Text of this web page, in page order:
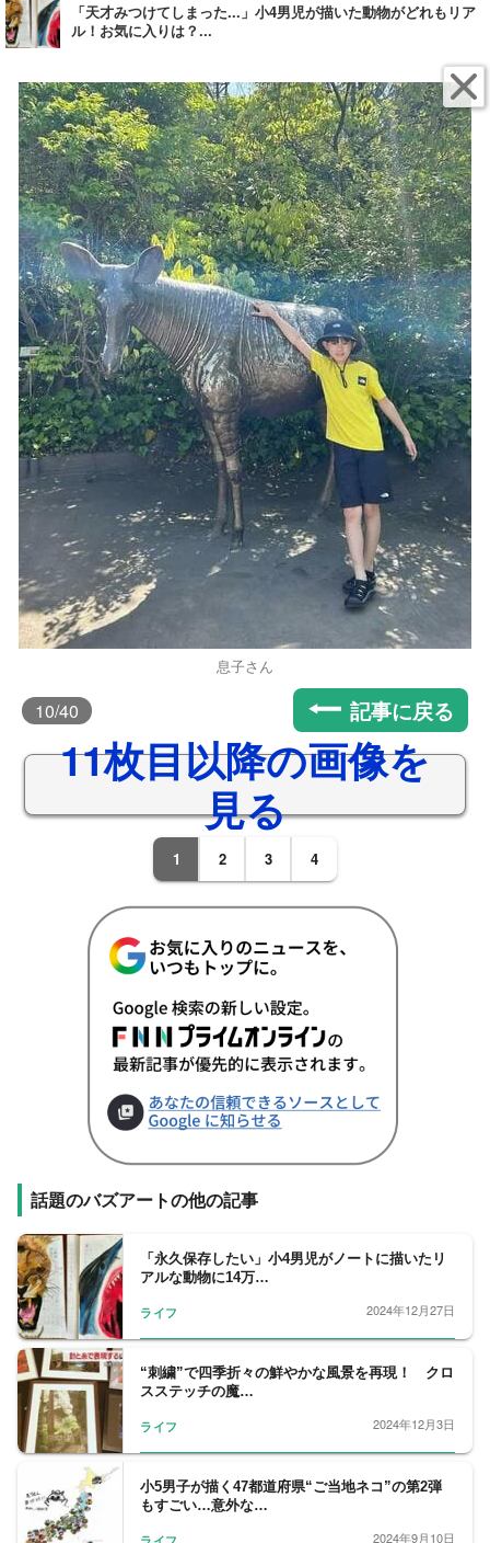
「天才みつけてしまった...」小4男児が描いた動物がどれもリア
ル！お気に入りは？...
息子さん
10/40 記事に戻る
11枚目以降の画像を
見る
1 2 3 4
話題のバズアートの他の記事
「永久保存したい」小4男児がノートに描いたリ
アルな動物に14万…
ライフ 2024年12月27日
“刺繍”で四季折々の鮮やかな風景を再現！ クロ
スステッチの魔…
ライフ 2024年12月3日
小5男子が描く47都道府県“ご当地ネコ”の第2弾
もすごい…意外な…
2024年9月10日